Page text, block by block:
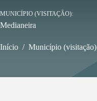
MUNICÍPIO (VISITAÇÃO)
Medianeira
Início / Município (visitação)